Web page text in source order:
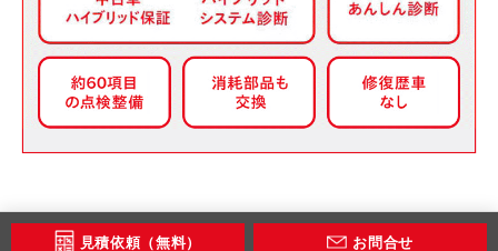
見積依頼（無料） お問合せ